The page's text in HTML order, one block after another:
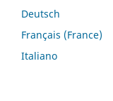
Deutsch
Français (France)
Italiano